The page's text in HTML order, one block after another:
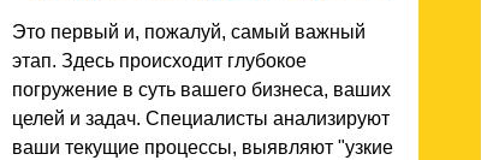
Это первый и, пожалуй, самый важный
этап. Здесь происходит глубокое
погружение в суть вашего бизнеса, ваших
целей и задач. Специалисты анализируют
ваши текущие процессы, выявляют "узкие